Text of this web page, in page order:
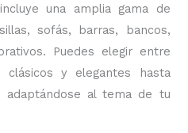
una amplia gama de
sofás, barras, bancos,
Puedes elegir entre
clásicos y elegantes hasta
adaptándose al tema de tu